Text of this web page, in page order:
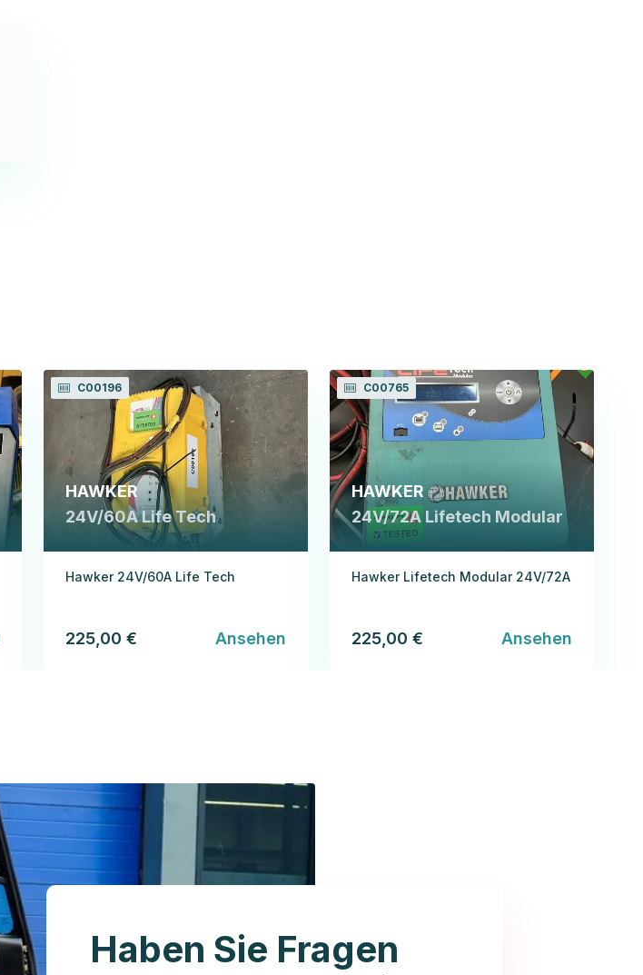
C00196
HAWKER
24V/60A Life Tech
Hawker 24V/60A Life Tech
225,00 € Ansehen
C00765
HAWKER
24V/72A Lifetech Modular
Hawker Lifetech Modular 24V/72A
225,00 € Ansehen
Haben Sie Fragen